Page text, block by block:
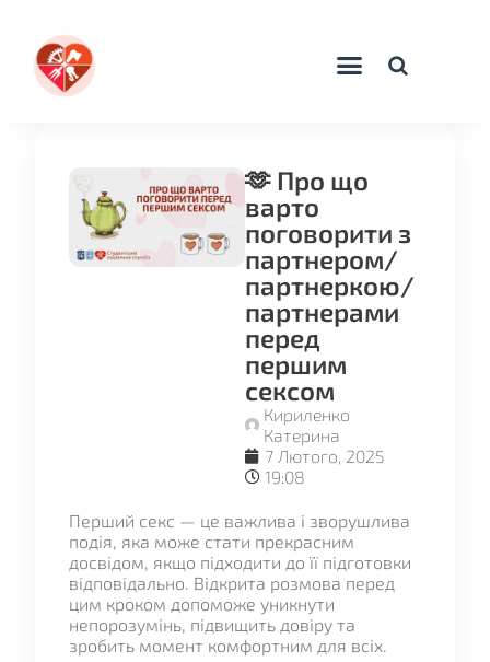
🫶 Про що
варто
поговорити з
партнером/
партнеркою/
партнерами
перед
першим
сексом
Кириленко
Катерина
7 Лютого, 2025
19:08
Перший секс — це важлива і зворушлива
подія, яка може стати прекрасним
досвідом, якщо підходити до її підготовки
відповідально. Відкрита розмова перед
цим кроком допоможе уникнути
непорозумінь, підвищить довіру та
зробить момент комфортним для всіх.